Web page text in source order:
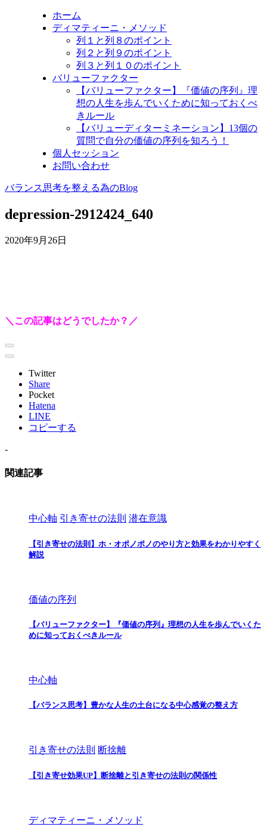
ホーム
ディマティーニ・メソッド
列１と列８のポイント
列２と列９のポイント
列３と列１０のポイント
バリューファクター
【バリューファクター】『価値の序列』理
想の人生を歩んでいくために知っておくべ
きルール
【バリューディターミネーション】13個の
質問で自分の価値の序列を知ろう！
個人セッション
お問い合わせ
バランス思考を整える為のBlog
depression-2912424_640
2020年9月26日
＼この記事はどうでしたか？／
Twitter
Share
Pocket
Hatena
LINE
コピーする
-
関連記事
中心軸 引き寄せの法則 潜在意識
【引き寄せの法則】ホ・オポノポノのやり方と効果をわかりやすく
解説
価値の序列
【バリューファクター】『価値の序列』理想の人生を歩んでいくた
めに知っておくべきルール
中心軸
【バランス思考】豊かな人生の土台になる中心感覚の整え方
引き寄せの法則 断捨離
【引き寄せ効果UP】断捨離と引き寄せの法則の関係性
ディマティーニ・メソッド